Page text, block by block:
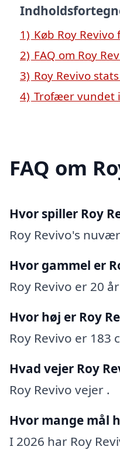
1) Køb Roy
2) FAQ om Roy
3) Roy Revivo
4) Trofæer vundet
FAQ om
Hvor spiller Roy
Roy Revivo's
Hvor gammel er
Roy Revivo er 20
Hvor høj er Roy
Roy Revivo er 183
Hvad vejer Roy
Roy Revivo vejer .
Hvor mange mål
I 2026 har Roy